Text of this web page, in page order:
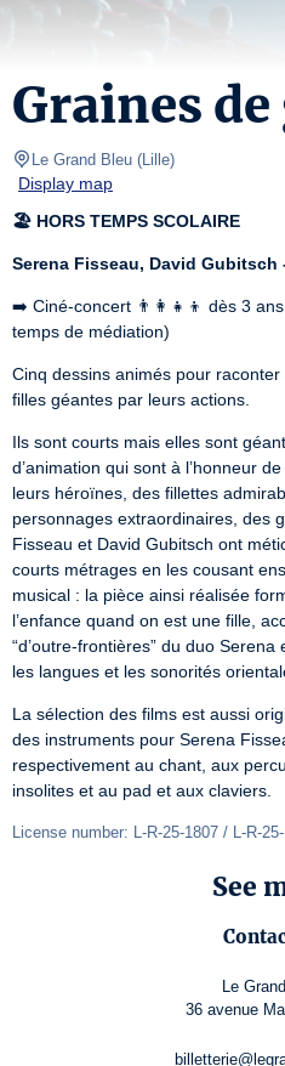
Graines
Le Grand Bleu (Lille)
Display map
🏖 HORS TEMPS SCOLAIRE
Serena Fisseau, David Gubitsch
➡️ Ciné-concert 👨‍👩‍👧‍👦 dès 3
temps de médiation)
Cinq dessins animés pour
filles géantes par leurs actions.
Ils sont courts mais elles sont
d’animation qui sont à l’honneur
leurs héroïnes, des fillettes
personnages extraordinaires, des
Fisseau et David Gubitsch ont
courts métrages en les cousant
musical : la pièce ainsi réalisée
l’enfance quand on est une fille,
“d’outre-frontières” du duo
les langues et les sonorités
La sélection des films est aussi
des instruments pour Serena
respectivement au chant, aux
insolites et au pad et aux claviers.
License number: L-R-25-1807 / L-R-
See
Le
36 avenue